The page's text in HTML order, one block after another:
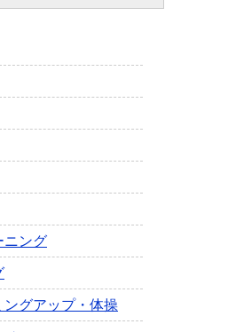
ニング
ングアップ・体操